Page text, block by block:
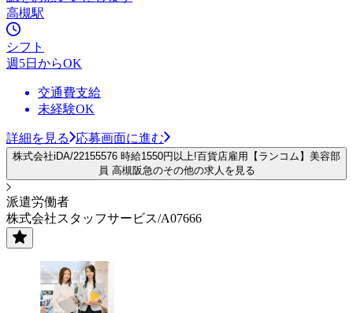
高槻駅
シフト
週5日からOK
交通費支給
未経験OK
詳細を見る 応募画面に進む
株式会社iDA/22155576 時給1550円以上!百貨店雇用【ランコム】美容部
員 高槻阪急のその他の求人を見る
派遣労働者
株式会社スタッフサービス/A07666